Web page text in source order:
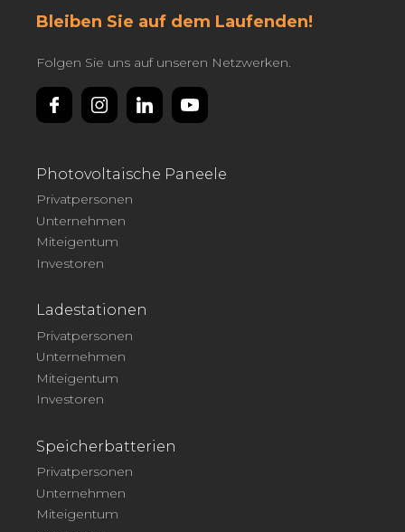
Photovoltaische Paneele
Privatpersonen
Unternehmen
Miteigentum
Investoren
Ladestationen
Privatpersonen
Unternehmen
Miteigentum
Investoren
Speicherbatterien
Privatpersonen
Unternehmen
Miteigentum
Bleiben Sie auf dem Laufenden!
Folgen Sie uns auf unseren Netzwerken.